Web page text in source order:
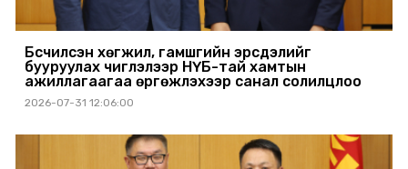
Бүсчилсэн хөгжил, гамшгийн эрсдэлийг
бууруулах чиглэлээр НҮБ-тай хамтын
ажиллагаагаа өргөжүүлэхээр санал солилцлоо
2026-07-31 12:06:00